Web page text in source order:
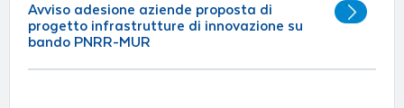
Avviso adesione aziende proposta di
progetto infrastrutture di innovazione su
bando PNRR-MUR